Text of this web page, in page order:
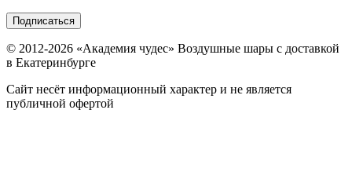
Подписаться
© 2012-2026 «Академия чудес» Воздушные шары с доставкой
в Екатеринбурге
Сайт несёт информационный характер и не является
публичной офертой